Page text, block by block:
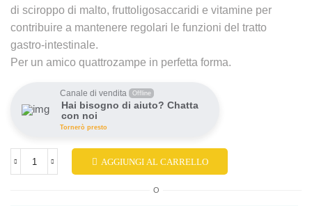
di sciroppo di malto, fruttoligosaccaridi e vitamine per
contribuire a mantenere regolari le funzioni del tratto
gastro-intestinale.
Per un amico quattrozampe in perfetta forma.
Canale di vendita Offline
Hai bisogno di aiuto? Chatta
con noi
Tornerò presto
AGGIUNGI AL CARRELLO
O